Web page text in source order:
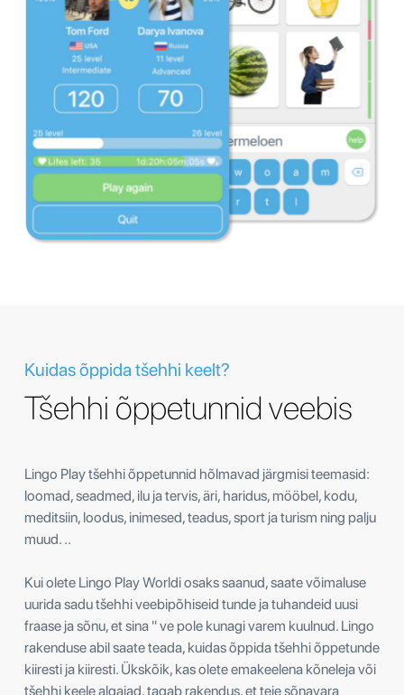
Kuidas õppida tšehhi keelt?
Tšehhi õppetunnid veebis
Lingo Play tšehhi õppetunnid hõlmavad järgmisi teemasid:
loomad, seadmed, ilu ja tervis, äri, haridus, mööbel, kodu,
meditsiin, loodus, inimesed, teadus, sport ja turism ning palju
muud. ..
Kui olete Lingo Play Worldi osaks saanud, saate võimaluse
uurida sadu tšehhi veebipõhiseid tunde ja tuhandeid uusi
fraase ja sõnu, et sina " ve pole kunagi varem kuulnud. Lingo
rakenduse abil saate teada, kuidas õppida tšehhi õppetunde
kiiresti ja kiiresti. Ükskõik, kas olete emakeelena kõneleja või
tšehhi keele algajad, tagab rakendus, et teie sõnavara